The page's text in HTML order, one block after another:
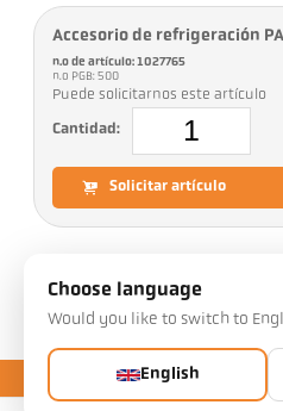
Accesorio de refrigeración
n.o de artículo: 1027765
n.o PGB: 500
Puede solicitarnos este artículo
Cantidad:
Solicitar artículo
Descargas
Choose language
Would you like to switch to
English